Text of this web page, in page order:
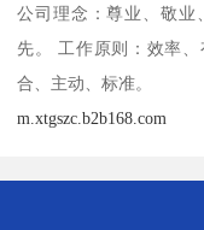
公司理念：尊业、敬业
先。 工作原则：效率
合、主动、标准。
m.xtgszc.b2b168.com